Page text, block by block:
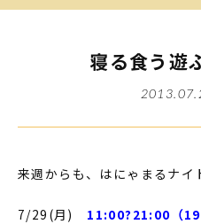
寝る食う遊
来週からも、はにゃまるナイ
7/29(月) 11:00?21:00（